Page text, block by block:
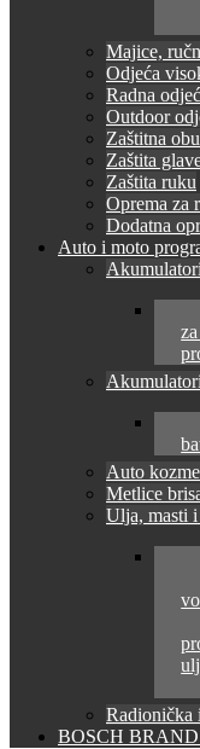
Majice,
Odjeća
Radna
Outdoor
Zaštitna
Zaštita
Zaštita ruku
Oprema za
Dodatna
Auto i moto
Akumulatori
Auto
Metlice
Ulja, masti
Radionička
BOSCH